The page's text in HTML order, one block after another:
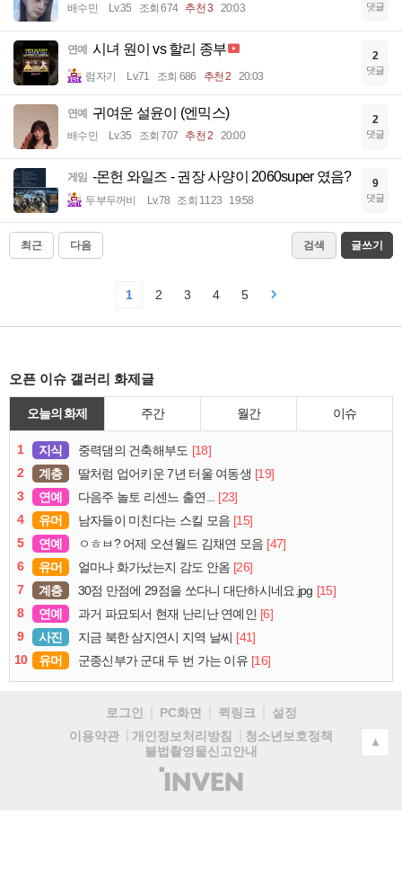
배수민 Lv.35 조회 674 추천 3 20:03 댓글
연예 시녀 원이 vs 할리 종부
럼자기 Lv.71 조회 686 추천 2 20:03
2
댓글
연예 귀여운 설윤이 (엔믹스)
배수민 Lv.35 조회 707 추천 2 20:00
2
댓글
게임 -몬헌 와일즈 - 권장 사양이 2060super 였음?
두부두꺼비 Lv.78 조회 1123 19:58
9
댓글
최근 다음 검색 글쓰기
1 2 3 4 5
오픈 이슈 갤러리 화제글
오늘의 화제 주간 월간 이슈
1 지식 중력댐의 건축해부도 [18]
2
계층 딸처럼 업어키운 7년 터울 여동생 [19]
3
연예 다음주 놀토 리센느 출연... [23]
4
유머 남자들이 미친다는 스킬 모음 [15]
5
연예 ㅇㅎㅂ? 어제 오션월드 김채연 모음 [47]
6
유머 얼마나 화가났는지 감도 안옴 [26]
7
계층 30점 만점에 29점을 쏘다니 대단하시네요.jpg [15]
8
연예 과거 파묘되서 현재 난리난 연예인 [6]
9
사진 지금 북한 삼지연시 지역 날씨 [41]
10
유머 군종신부가 군대 두 번 가는 이유 [16]
로그인 PC화면 퀵링크
설정
이용약관
개인정보처리방침
청소년보호정책
불법촬영물신고안내
(주)
인
▲